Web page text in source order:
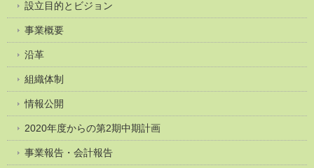
設立目的とビジョン
事業概要
沿革
組織体制
情報公開
2020年度からの第2期中期計画
事業報告・会計報告